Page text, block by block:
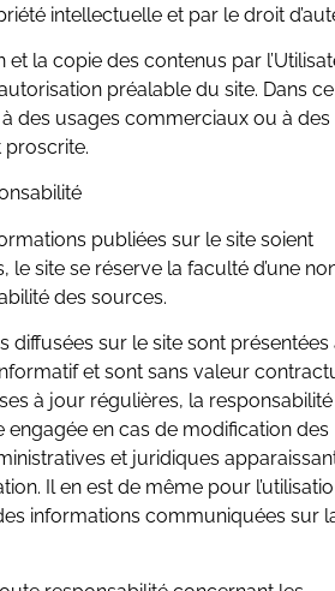
intellectuelle et par le droit
et la copie des contenus par
préalable du site. Dans
des usages commerciaux ou à des
proscrite.
publiées sur le site soient
le site se réserve la faculté d’une
des sources.
diffusées sur le site sont présentées
et sont sans valeur
à jour régulières, la
engagée en cas de modification des
et juridiques
Il en est de même pour
informations communiquées sur